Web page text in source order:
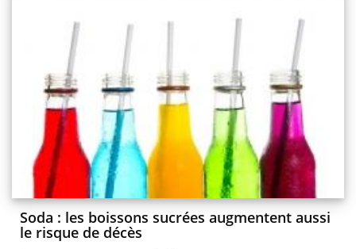
Soda : les boissons sucrées augmentent aussi
le risque de décès